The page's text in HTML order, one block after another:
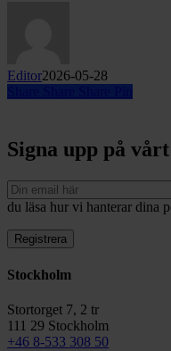
Editor2026-05-28
Signa upp på
du läsa hur vi hanterar dina
Stockholm
Stortorget 7, 2 tr
111 29 Stockholm
+46 8-533 308 50